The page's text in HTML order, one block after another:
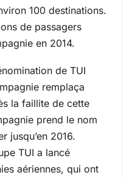
100 destinations.
de passagers
en 2014.
de TUI
remplaça
la faillite de cette
prend le nom
jusqu’en 2016.
TUI a lancé
aériennes, qui ont